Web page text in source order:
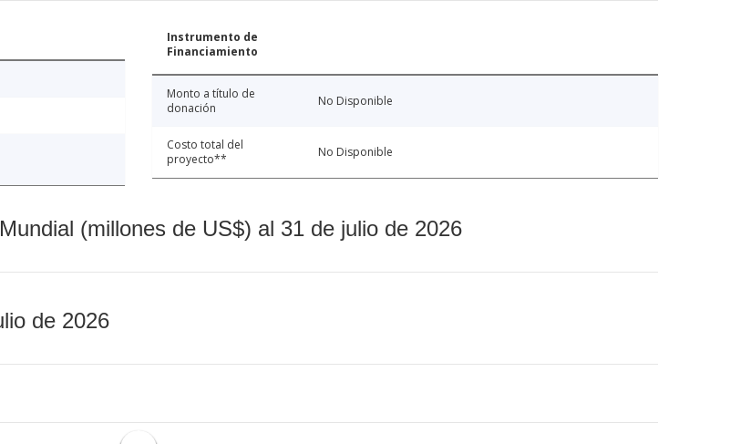
Instrumento de
Financiamiento
Monto a título de
donación
No Disponible
Costo total del
proyecto**
No Disponible
(millones de US$) al 31 de julio de 2026
de 2026